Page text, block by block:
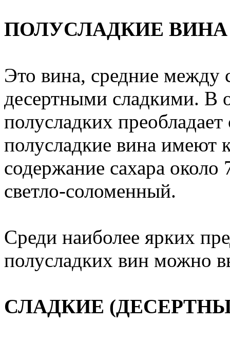
ПОЛУСЛАДКИЕ ВИНА
Это вина, средние
десертными сладкими. В
полусладких
полусладкие вина имеют
содержание сахара
светло-соломенный.
Среди наиболее ярких
полусладких вин можно
СЛАДКИЕ